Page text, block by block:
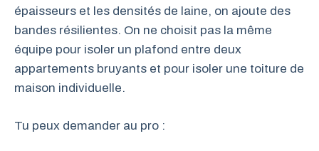
épaisseurs et les densités de laine, on ajoute des
bandes résilientes. On ne choisit pas la même
équipe pour isoler un plafond entre deux
appartements bruyants et pour isoler une toiture de
maison individuelle.
Tu peux demander au pro :